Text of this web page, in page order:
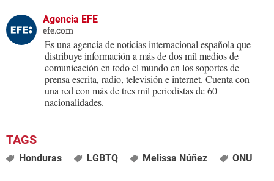
Agencia EFE
efe.com
Es una agencia de noticias internacional española que
distribuye información a más de dos mil medios de
comunicación en todo el mundo en los soportes de
prensa escrita, radio, televisión e internet. Cuenta con
una red con más de tres mil periodistas de 60
nacionalidades.
Honduras LGBTQ Melissa Núñez ONU